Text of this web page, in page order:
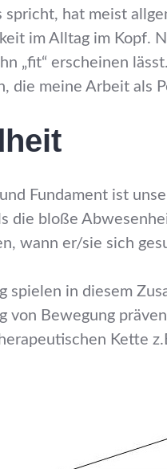
spricht, hat meist
im Alltag im Kopf.
„fit“ erscheinen
die meine Arbeit als
Fundament ist
die bloße
wann er/sie sich
spielen in diesem
von Bewegung
Kette